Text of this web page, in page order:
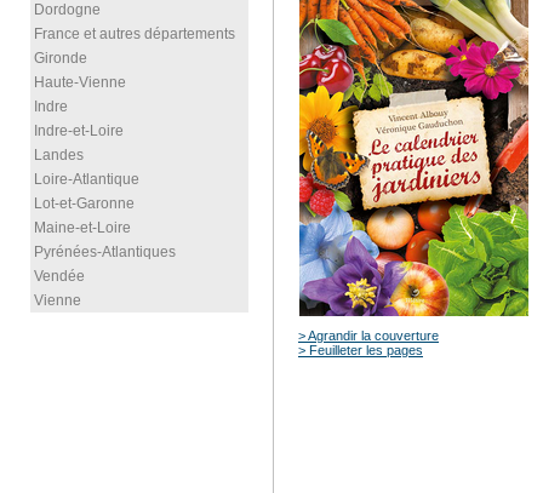
Dordogne
France et autres départements
Gironde
Haute-Vienne
Indre
Indre-et-Loire
Landes
Loire-Atlantique
Lot-et-Garonne
Maine-et-Loire
Pyrénées-Atlantiques
Vendée
Vienne
> Agrandir la couverture
> Feuilleter les pages